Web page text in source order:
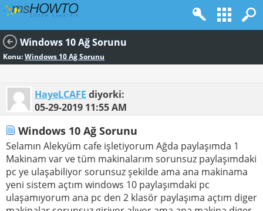
Windows 10 Ağ Sorunu
Konu:Windows 10 Ağ Sorunu
HayeLCAFE diyorki:
05-29-2019 11:55 AM
Windows 10 Ağ Sorunu
Selamın Alekyüm cafe işletiyorum Ağda paylaşımda 1
Makinam var ve tüm makinalarım sorunsuz paylaşımdaki
pc ye ulaşabiliyor sorunsuz şekilde ama ana makinama
yeni sistem açtım windows 10 paylaşımdaki pc
ulaşamıyorum ana pc den 2 klasör paylaşıma açtım diger